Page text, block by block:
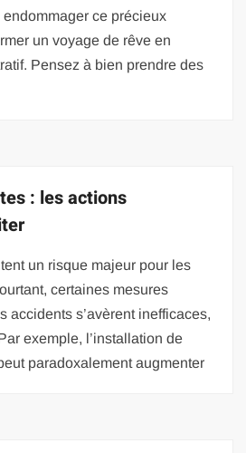
ce précieux
un voyage de rêve en
Pensez à bien prendre des
: les actions
un risque majeur pour les
certaines mesures
accidents s’avèrent inefficaces,
exemple, l’installation de
paradoxalement augmenter